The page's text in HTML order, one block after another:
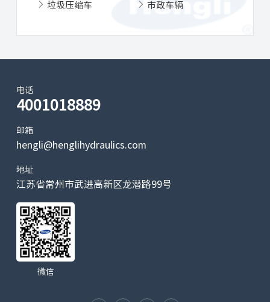
垃圾压缩车 市政车辆
电话
4001018889
邮箱
hengli@henglihydraulics.com
地址
江苏省常州市武进高新区龙潜路99号
微信